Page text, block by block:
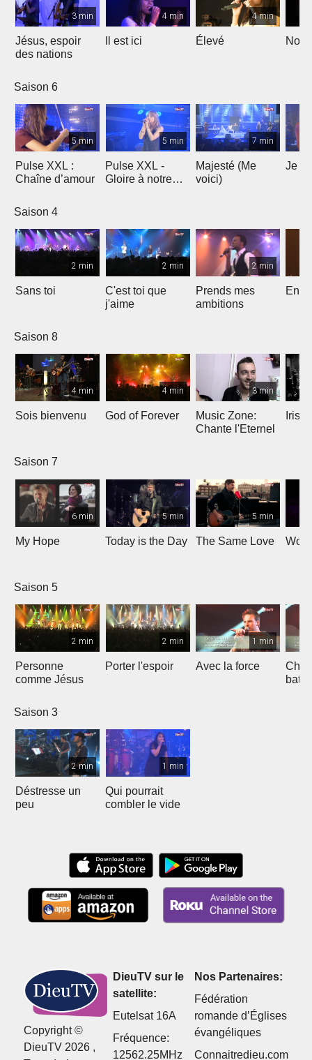
3 min
Jésus, espoir
des nations
4 min
Il est ici
4 min
Élevé
Saison 6
5 min
Pulse XXL :
Chaîne d’amour
5 min
Pulse XXL -
Gloire à notre
7 min
Majesté (Me
voici)
Je te
Saison 4
2 min
Sans toi
2 min
C'est toi que
j'aime
2 min
Prends mes
ambitions
Saison 8
4 min
Sois bienvenu
4 min
God of Forever
3 min
Music Zone:
Chante l'Eternel
Irish
Saison 7
6 min
My Hope
5 min
Today is the Day
5 min
The Same Love
Saison 5
2 min
Personne
comme Jésus
2 min
Porter l'espoir
1 min
Avec la force
Saison 3
2 min
Déstresse un
peu
1 min
Qui pourrait
combler le vide
Copyright ©
DieuTV 2026 ,
DieuTV sur le
satellite:
Eutelsat 16A
Fréquence:
12562.25MHz
Nos Partenaires:
Fédération
romande d’Églises
évangéliques
Connaitredieu.com